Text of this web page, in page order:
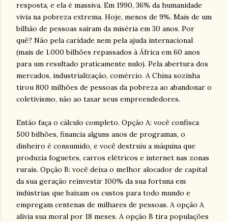
resposta, e ela é massiva. Em 1990, 36% da humanidade
vivia na pobreza extrema. Hoje, menos de 9%. Mais de um
bilhão de pessoas saíram da miséria em 30 anos. Por
quê? Não pela caridade nem pela ajuda internacional
(mais de 1.000 bilhões repassados à África em 60 anos
para um resultado praticamente nulo). Pela abertura dos
mercados, industrialização, comércio. A China sozinha
tirou 800 milhões de pessoas da pobreza ao abandonar o
coletivismo, não ao taxar seus empreendedores.
Então faça o cálculo completo. Opção A: você confisca
500 bilhões, financia alguns anos de programas, o
dinheiro é consumido, e você destruiu a máquina que
produzia foguetes, carros elétricos e internet nas zonas
rurais. Opção B: você deixa o melhor alocador de capital
da sua geração reinvestir 100% da sua fortuna em
indústrias que baixam os custos para todo mundo e
empregam centenas de milhares de pessoas. A opção A
alivia sua moral por 18 meses. A opção B tira populações